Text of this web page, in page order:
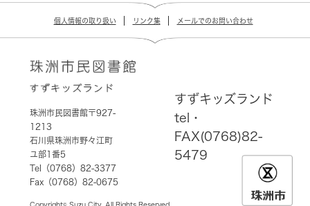
個人情報の取り扱い リンク集 メールでのお問い合わせ
珠洲市民図書館〒927-
1213
石川県珠洲市野々江町
ユ部1番5
Tel（0768）82-3377
Fax（0768）82-0675
すずキッズランド
tel・
FAX(0768)82-
5479